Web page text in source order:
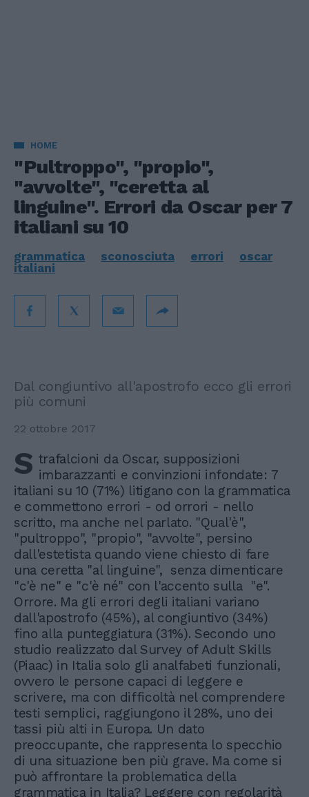
HOME
"Pultroppo", "propio",
"avvolte", "ceretta al
linguine". Errori da Oscar per 7
italiani su 10
grammatica sconosciuta errori
oscar
italiani
Dal congiuntivo all'apostrofo ecco gli errori
più comuni
22 ottobre 2017
S trafalcioni da Oscar, supposizioni
imbarazzanti e convinzioni infondate: 7
italiani su 10 (71%) litigano con la grammatica
e commettono errori - od orrori - nello
scritto, ma anche nel parlato. "Qual'è",
"pultroppo", "propio", "avvolte", persino
dall'estetista quando viene chiesto di fare
una ceretta "al linguine", senza dimenticare
"c'è ne" e "c'è né" con l'accento sulla "e".
Orrore. Ma gli errori degli italiani variano
dall'apostrofo (45%), al congiuntivo (34%)
fino alla punteggiatura (31%). Secondo uno
studio realizzato dal Survey of Adult Skills
(Piaac) in Italia solo gli analfabeti funzionali,
ovvero le persone capaci di leggere e
scrivere, ma con difficoltà nel comprendere
testi semplici, raggiungono il 28%, uno dei
tassi più alti in Europa. Un dato
preoccupante, che rappresenta lo specchio
di una situazione ben più grave. Ma come si
può affrontare la problematica della
grammatica in Italia? Leggere con regolarità